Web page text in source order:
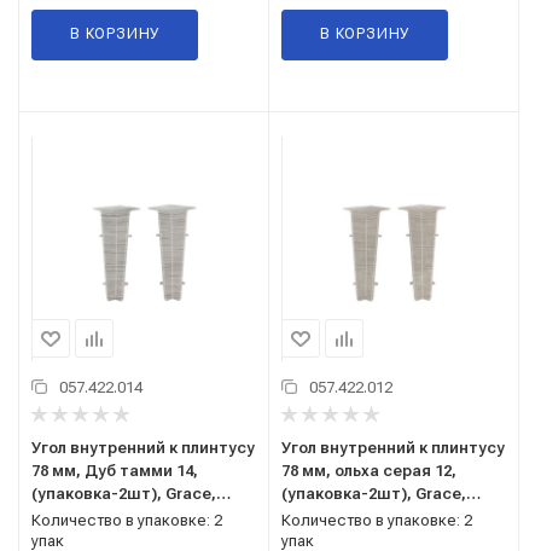
В КОРЗИНУ В КОРЗИНУ
057.422.014
Угол внутренний к плинтусу
78 мм, Дуб тамми 14,
(упаковка-2шт), Grace,
Cardinal
Количество в упаковке: 2
упак
057.422.012
Угол внутренний к плинтусу
78 мм, ольха серая 12,
(упаковка-2шт), Grace,
Cardinal
Количество в упаковке: 2
упак